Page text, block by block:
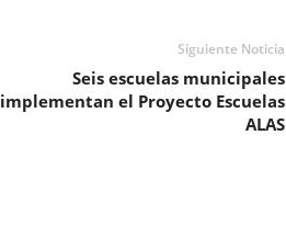
Siguiente Noticia
Seis escuelas municipales
implementan el Proyecto Escuelas
ALAS